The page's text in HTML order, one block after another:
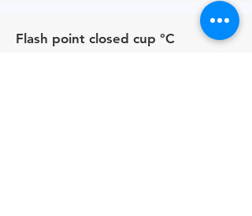
Flash point closed cup °C